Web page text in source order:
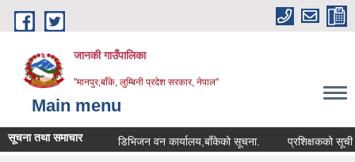
Skip to main content
जानकी गाउँपालिका
"मानपुर,बाँके, लुम्बिनी प्रदेश सरकार, नेपाल"
Main menu
सूचना तथा समाचार डिभिजन वन कार्यालय,बाँकेको सूचना. प्रशिक्षकको सूची दर्ता